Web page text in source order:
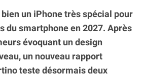
un iPhone très spécial pour
du smartphone en 2027. Après
évoquant un design
un nouveau rapport
teste désormais deux